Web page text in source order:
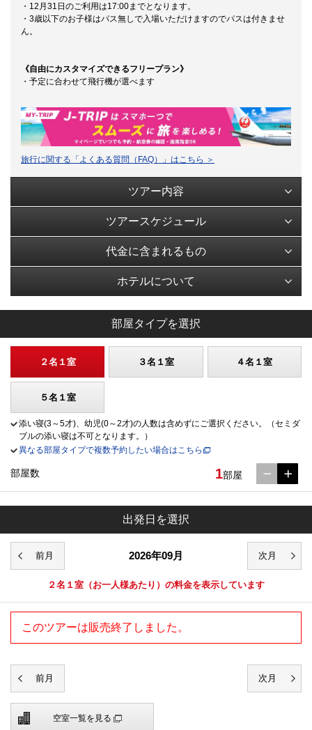
・12月31日のご利用は17:00までとなります。
・3歳以下のお子様はパス無しで入場いただけますのでパスは付きませ
ん。
《自由にカスタマイズできるフリープラン》
・予定に合わせて飛行機が選べます
旅行に関する「よくある質問（FAQ）」はこちら ＞
ツアー内容
ツアースケジュール
代金に含まれるもの
ホテルについて
部屋タイプを選択
２名１室 ３名１室 ４名１室
５名１室
添い寝(3～5才)、幼児(0～2才)の人数は含めずにご選択ください。（セミダ
ブルの添い寝は不可となります。）
異なる部屋タイプで複数予約したい場合はこちら
部屋数 1部屋
出発日を選択
2026年09月
２名１室 （お一人様あたり）の料金を表示しています
このツアーは販売終了しました。
空室一覧を見る